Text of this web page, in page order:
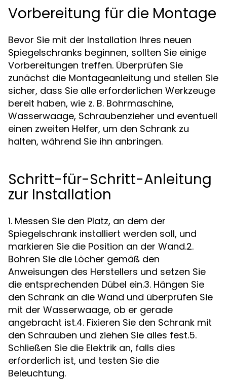
Vorbereitung für die Montage
Bevor Sie mit der Installation Ihres neuen
Spiegelschranks beginnen, sollten Sie einige
Vorbereitungen treffen. Überprüfen Sie
zunächst die Montageanleitung und stellen Sie
sicher, dass Sie alle erforderlichen Werkzeuge
bereit haben, wie z. B. Bohrmaschine,
Wasserwaage, Schraubenzieher und eventuell
einen zweiten Helfer, um den Schrank zu
halten, während Sie ihn anbringen.
Schritt-für-Schritt-Anleitung
zur Installation
1. Messen Sie den Platz, an dem der
Spiegelschrank installiert werden soll, und
markieren Sie die Position an der Wand.2.
Bohren Sie die Löcher gemäß den
Anweisungen des Herstellers und setzen Sie
die entsprechenden Dübel ein.3. Hängen Sie
den Schrank an die Wand und überprüfen Sie
mit der Wasserwaage, ob er gerade
angebracht ist.4. Fixieren Sie den Schrank mit
den Schrauben und ziehen Sie alles fest.5.
Schließen Sie die Elektrik an, falls dies
erforderlich ist, und testen Sie die
Beleuchtung.